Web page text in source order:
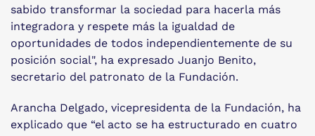
sabido transformar la sociedad para hacerla más
integradora y respete más la igualdad de
oportunidades de todos independientemente de su
posición social", ha expresado Juanjo Benito,
secretario del patronato de la Fundación.
Arancha Delgado, vicepresidenta de la Fundación, ha
explicado que “el acto se ha estructurado en cuatro